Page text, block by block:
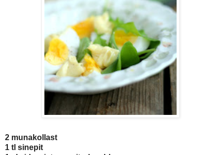
2 munakollast
1 tl sinepit